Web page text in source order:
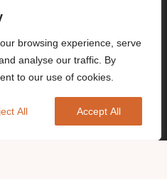
browsing experience, serve
analyse our traffic. By
to our use of cookies.
All Accept All